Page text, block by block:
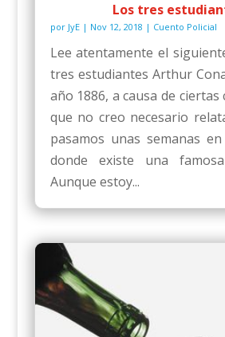
Los tres
por JyE| Nov 12, 2018 | Cuento Policial
Lee atentamente el
tres estudiantes Arthur
año 1886, a causa de ciertas
que no creo necesario
pasamos unas semanas
donde existe una
Aunque estoy...